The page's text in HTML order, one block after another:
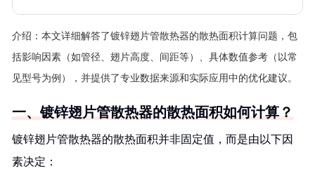
介绍： 本文详细解答了镀锌翅片管散热器的散热面积计算问题，包
括影响因素（如管径、翅片高度、间距等）、具体数值参考（以常
见型号为例），并提供了专业数据来源和实际应用中的优化建议。
一、镀锌翅片管散热器的散热面积如何计算？
镀锌翅片管散热器的散热面积并非固定值，而是由以下因
素决定：